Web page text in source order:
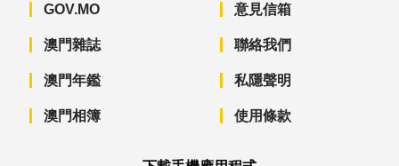
GOV.MO
澳門雜誌
澳門年鑑
澳門相簿
意見信箱
聯絡我們
私隱聲明
使用條款